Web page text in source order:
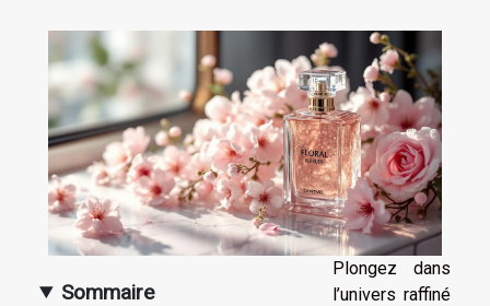
Sommaire
Plongez dans
l’univers raffiné